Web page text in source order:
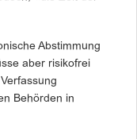
Abstimmung
aber risikofrei
Behörden in